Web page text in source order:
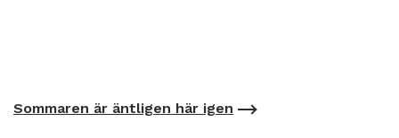
Sommaren är äntligen här igen